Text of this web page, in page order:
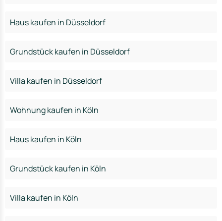
Haus kaufen in Düsseldorf
Grundstück kaufen in Düsseldorf
Villa kaufen in Düsseldorf
Wohnung kaufen in Köln
Haus kaufen in Köln
Grundstück kaufen in Köln
Villa kaufen in Köln